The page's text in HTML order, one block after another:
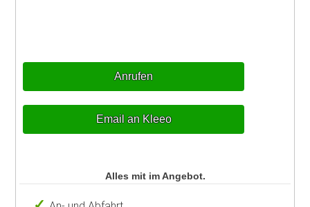
Anrufen
Email an Kleeo
Alles mit im Angebot.